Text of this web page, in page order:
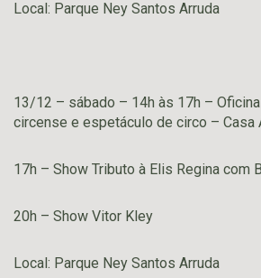
Local: Parque Ney Santos Arruda
13/12 – sábado – 14h às 17h –
circense e espetáculo de circo – Casa
17h – Show Tributo à Elis Regina com
20h – Show Vitor Kley
Local: Parque Ney Santos Arruda